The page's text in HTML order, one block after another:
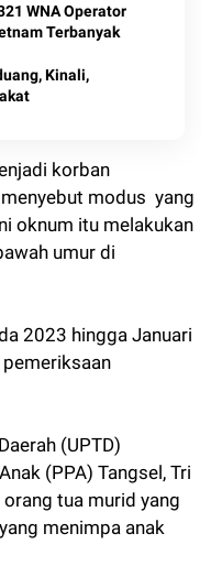
WNA Operator
Terbanyak
Kinali,
korban
modus yang
oknum itu melakukan
umur di
2023 hingga Januari
(UPTD)
(PPA) Tangsel, Tri
tua murid yang
menimpa anak